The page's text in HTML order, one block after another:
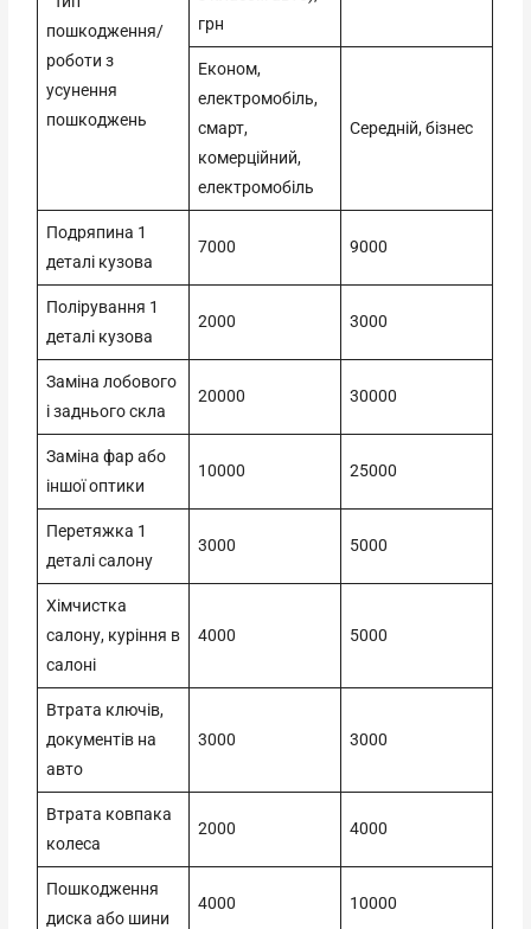
пошкодження/
роботи з
усунення
пошкоджень
грн
Економ,
електромобіль,
смарт,
комерційний,
електромобіль
Середній, бізнес
Подряпина 1
деталі кузова
7000 9000
Полірування 1
деталі кузова
2000 3000
Заміна лобового
і заднього скла
20000 30000
Заміна фар або
іншої оптики
10000 25000
Перетяжка 1
деталі салону
3000 5000
Хімчистка
салону, куріння в
салоні
4000 5000
Втрата ключів,
документів на
авто
3000 3000
Втрата ковпака
колеса
2000 4000
Пошкодження
диска або шини
4000 10000